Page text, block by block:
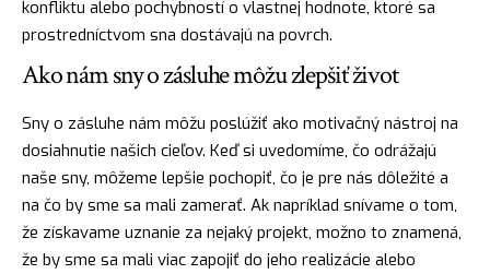
konfliktu alebo pochybností o vlastnej hodnote, ktoré sa
prostredníctvom sna dostávajú na povrch.
Ako nám sny o zásluhe môžu zlepšiť život
Sny o zásluhe nám môžu poslúžiť ako motivačný nástroj na
dosiahnutie našich cieľov. Keď si uvedomíme, čo odrážajú
naše sny, môžeme lepšie pochopiť, čo je pre nás dôležité a
na čo by sme sa mali zamerať. Ak napríklad snívame o tom,
že získavame uznanie za nejaký projekt, možno to znamená,
že by sme sa mali viac zapojiť do jeho realizácie alebo